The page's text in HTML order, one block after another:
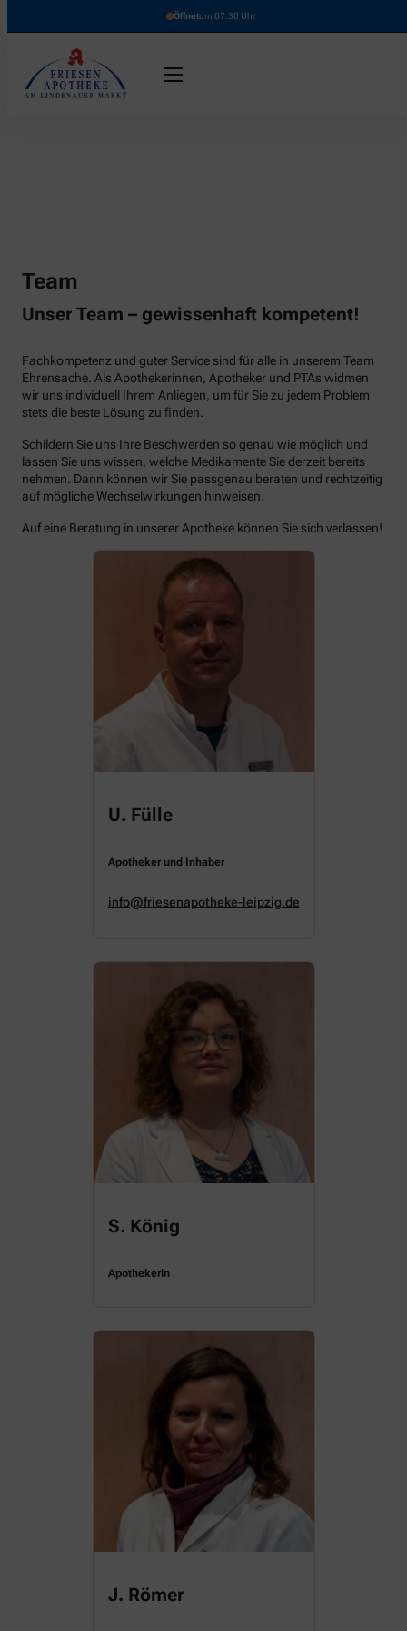
Öffnetum 07:30 Uhr
Team
Unser Team – gewissenhaft kompetent!
Fachkompetenz und guter Service sind für alle in unserem Team
Ehrensache. Als Apothekerinnen, Apotheker und PTAs widmen
wir uns individuell Ihrem Anliegen, um für Sie zu jedem Problem
stets die beste Lösung zu finden.
Schildern Sie uns Ihre Beschwerden so genau wie möglich und
lassen Sie uns wissen, welche Medikamente Sie derzeit bereits
nehmen. Dann können wir Sie passgenau beraten und rechtzeitig
auf mögliche Wechselwirkungen hinweisen.
Auf eine Beratung in unserer Apotheke können Sie sich verlassen!
U. Fülle
Apotheker und Inhaber
info@friesenapotheke-leipzig.de
S. König
Apothekerin
J. Römer